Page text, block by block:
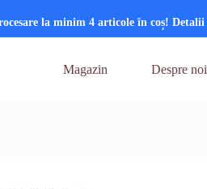
la minim 4 articole în coș! Detalii
Magazin Despre noi